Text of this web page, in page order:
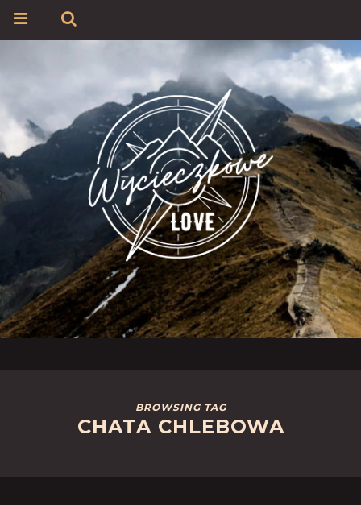
BROWSING TAG
CHATA CHLEBOWA